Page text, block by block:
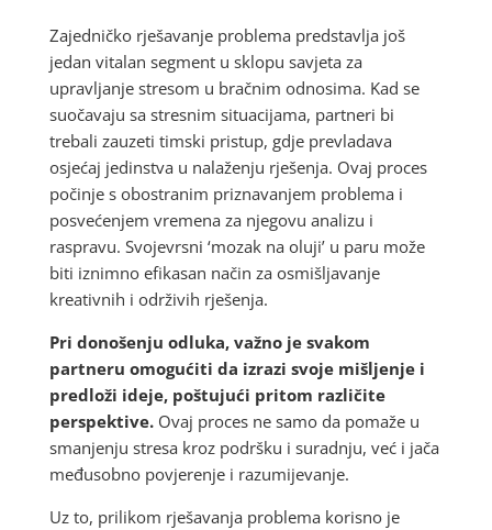
Zajedničko rješavanje problema predstavlja još
jedan vitalan segment u sklopu savjeta za
upravljanje stresom u bračnim odnosima. Kad se
suočavaju sa stresnim situacijama, partneri bi
trebali zauzeti timski pristup, gdje prevladava
osjećaj jedinstva u nalaženju rješenja. Ovaj proces
počinje s obostranim priznavanjem problema i
posvećenjem vremena za njegovu analizu i
raspravu. Svojevrsni ‘mozak na oluji’ u paru može
biti iznimno efikasan način za osmišljavanje
kreativnih i održivih rješenja.
Pri donošenju odluka, važno je svakom
partneru omogućiti da izrazi svoje mišljenje i
predloži ideje, poštujući pritom različite
perspektive.Ovaj proces ne samo da pomaže u
smanjenju stresa kroz podršku i suradnju, već i jača
međusobno povjerenje i razumijevanje.
Uz to, prilikom rješavanja problema korisno je